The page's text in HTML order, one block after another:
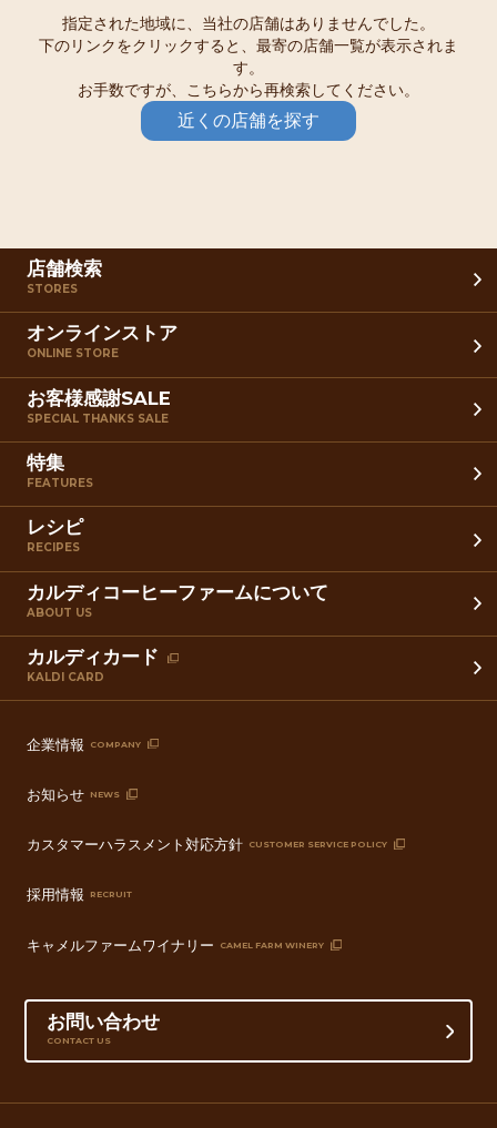
指定された地域に、当社の店舗はありませんでした。
下のリンクをクリックすると、最寄の店舗一覧が表示されま
す。
お手数ですが、こちらから再検索してください。
近くの店舗を探す
店舗検索
STORES
オンラインストア
ONLINE STORE
お客様感謝SALE
SPECIAL THANKS SALE
特集
FEATURES
レシピ
RECIPES
カルディコーヒーファームについて
ABOUT US
カルディカード
KALDI CARD
企業情報 COMPANY
お知らせ NEWS
カスタマーハラスメント対応方針 CUSTOMER SERVICE POLICY
採用情報 RECRUIT
キャメルファームワイナリー CAMEL FARM WINERY
お問い合わせ
CONTACT US